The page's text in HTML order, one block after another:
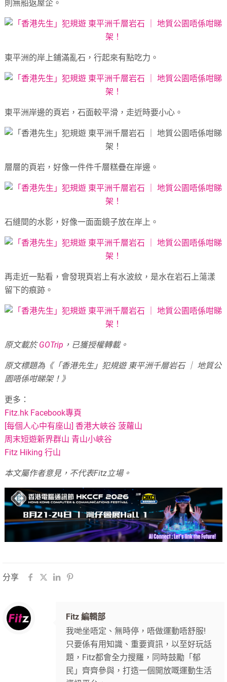
則無船返屋企。
東平洲的岸上鋪滿亂石，行起來有點吃力。
東平洲岸邊的頁岩，石面較平滑，走近時要小心。
層層的頁岩，好像一件件千層糕疊在岸邊。
石縫間的水影，好像一面面鏡子放在岸上。
再走近一點看，會發現頁岩上有水波紋，是水在岩石上蕩漾
留下的痕跡。
原文載於GOTrip ，已獲授權轉載。
原文標題為《「香港先生」犯規遊 東平洲千層岩石 ｜ 地質公
園唔係咁睇架！》
更多：
Fitz.hk Facebook專頁
[每個人心中有座山] 香港大峽谷 菠蘿山
周末短遊新界群山 青山小峽谷
Fitz Hiking 行山
本文屬作者意見，不代表Fitz立場。
分享
Fitz 編輯部
我哋坐唔定、無時停，唔做運動唔舒服!
只要係有用知識、重要資訊，以至好玩話
題，Fitz都會全力搜羅，同時鼓勵「郁
民」齊齊參與，打造一個開放嘅運動生活